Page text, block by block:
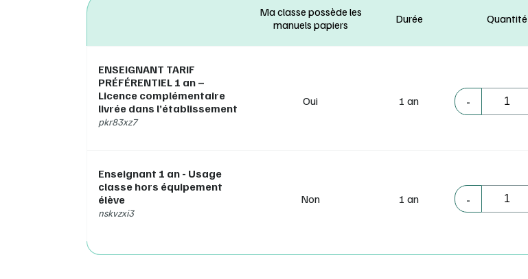
consultez la documentation complète Lib MANUELS
Ma classe possède les
manuels papiers
Durée Quantité
ENSEIGNANT TARIF
PRÉFÉRENTIEL 1 an –
Licence complémentaire
livrée dans l’établissement
pkr83xz7
Oui 1 an -
Enseignant 1 an - Usage
classe hors équipement
élève
nskvzxi3
Non 1 an -